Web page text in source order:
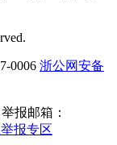
0006 浙公网安备
报邮箱：
报专区